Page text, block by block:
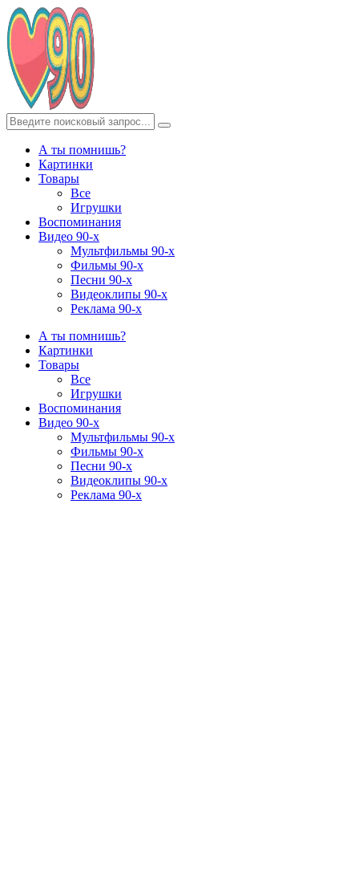
А ты помнишь?
Картинки
Товары
Все
Игрушки
Воспоминания
Видео 90-х
Мультфильмы 90-х
Фильмы 90-х
Песни 90-х
Видеоклипы 90-х
Реклама 90-х
А ты помнишь?
Картинки
Товары
Все
Игрушки
Воспоминания
Видео 90-х
Мультфильмы 90-х
Фильмы 90-х
Песни 90-х
Видеоклипы 90-х
Реклама 90-х